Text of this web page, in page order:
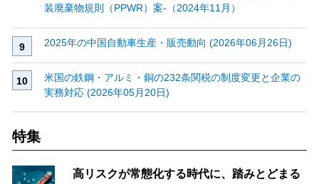
装廃棄物規則（PPWR）案‐（2024年11月）
2025年の中国自動車生産・販売動向 (2026年06月26日)
米国の鉄鋼・アルミ・銅の232条関税の制度変更と企業の
実務対応 (2026年05月20日)
特集
高リスクが常態化する時代に、踏みとどまる